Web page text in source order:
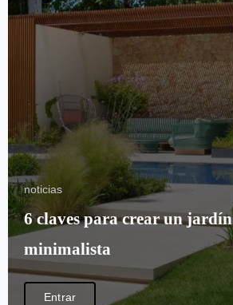
noticias
6 claves para crear un jardín
minimalista
Entrar